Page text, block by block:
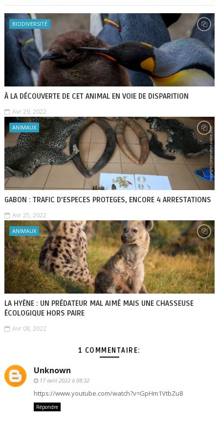
BIODIVERSITÉ
À LA DÉCOUVERTE DE CET ANIMAL EN VOIE DE DISPARITION
Avr 29, 2022
ANIMAUX
GABON : TRAFIC D’ESPECES PROTEGES, ENCORE 4 ARRESTATIONS
Avr 25, 2022
ANIMAUX
LA HYÈNE : UN PRÉDATEUR MAL AIMÉ MAIS UNE CHASSEUSE
ÉCOLOGIQUE HORS PAIRE
Avr 08, 2022
1 COMMENTAIRE:
Unknown
17 avril 2022 à 08:32
https://www.youtube.com/watch?v=GpHm1VtbZu8
Répondre